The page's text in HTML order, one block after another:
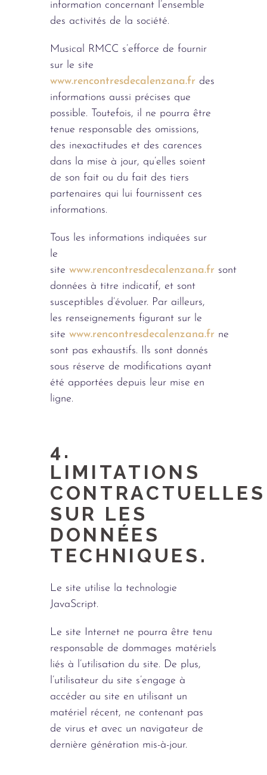
information concernant l’ensemble
des activités de la société.
Musical RMCC s’efforce de fournir
sur le site
www.rencontresdecalenzana.fr des
informations aussi précises que
possible. Toutefois, il ne pourra être
tenue responsable des omissions,
des inexactitudes et des carences
dans la mise à jour, qu’elles soient
de son fait ou du fait des tiers
partenaires qui lui fournissent ces
informations.
Tous les informations indiquées sur
le
site www.rencontresdecalenzana.fr sont
données à titre indicatif, et sont
susceptibles d’évoluer. Par ailleurs,
les renseignements figurant sur le
site www.rencontresdecalenzana.fr ne
sont pas exhaustifs. Ils sont donnés
sous réserve de modifications ayant
été apportées depuis leur mise en
ligne.
4.
LIMITATIONS
CONTRACTUELLES
SUR LES
DONNÉES
TECHNIQUES.
Le site utilise la technologie
JavaScript.
Le site Internet ne pourra être tenu
responsable de dommages matériels
liés à l’utilisation du site. De plus,
l’utilisateur du site s’engage à
accéder au site en utilisant un
matériel récent, ne contenant pas
de virus et avec un navigateur de
dernière génération mis-à-jour.